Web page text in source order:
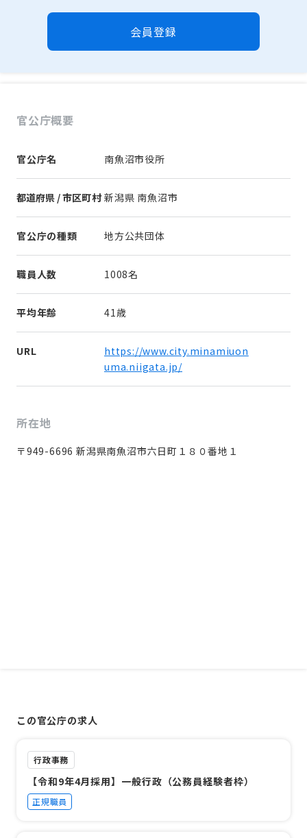
会員登録
官公庁概要
官公庁名 南魚沼市役所
都道府県 / 市区町村 新潟県 南魚沼市
官公庁の種類 地方公共団体
職員人数 1008名
平均年齢 41歳
URL
https://www.city.minamiuon
uma.niigata.jp/
所在地
〒949-6696 新潟県南魚沼市六日町１８０番地１
この官公庁の求人
行政事務
【令和9年4月採用】一般行政（公務員経験者枠）
正規職員